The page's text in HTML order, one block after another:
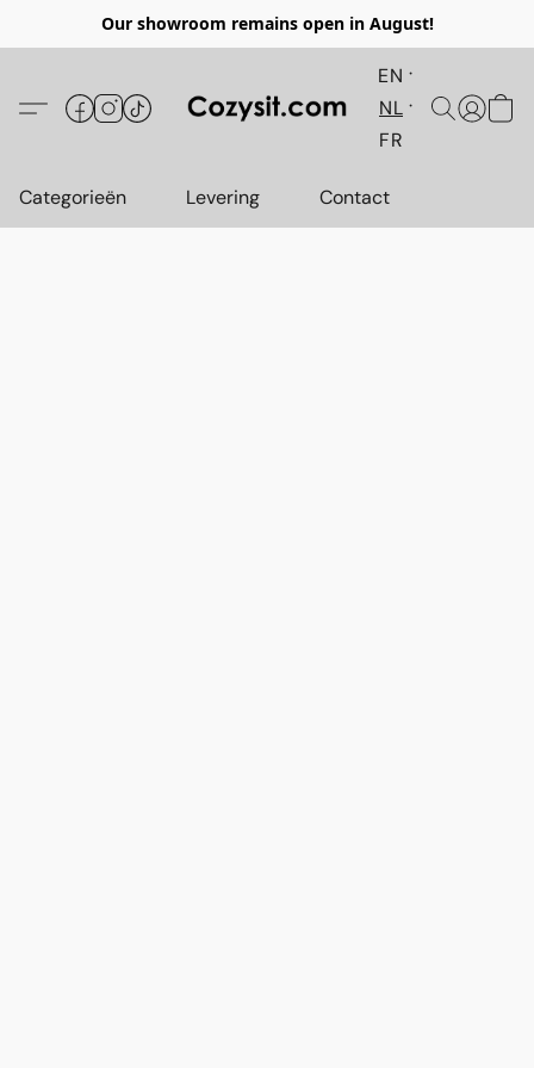
Our showroom remains open in August!
EN
NL
FR
Categorieën Levering Contact